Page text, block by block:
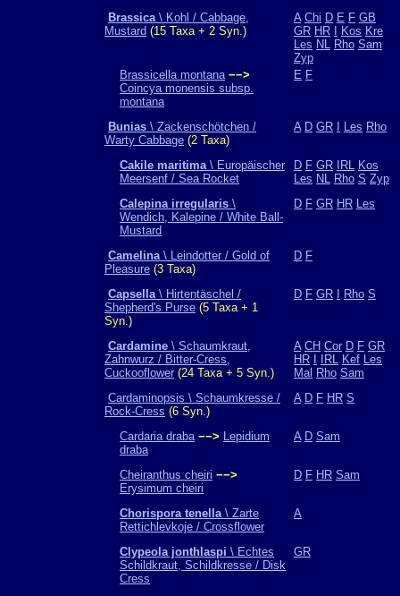
Brassica\ Kohl / Cabbage,
Mustard (15 Taxa + 2 Syn.)
A Chi D E F GB
GR HR Kos Kre
Les NL Rho Sam
Zyp
Brassicella montana −−>
Coincya monensis subsp.
montana
E F
Bunias \ Zackenschötchen /
Warty Cabbage (2 Taxa)
A D GR Les Rho
Cakile maritima\ Europäischer
Meersenf / Sea Rocket
D F GR IRL Kos
Les NL Rho S Zyp
Calepina irregularis \
Wendich, Kalepine / White Ball-
Mustard
D F GR HR Les
Camelina\ Leindotter / Gold of
Pleasure (3 Taxa)
D F
Capsella\ Hirtentäschel /
Shepherd's Purse (5 Taxa + 1
Syn.)
D F GR Rho S
Cardamine \ Schaumkraut,
Zahnwurz / Bitter-Cress,
Cuckooflower (24 Taxa + 5 Syn.)
A CH Cor D F GR
HR
IRL Kef Les
Mal Rho Sam
Cardaminopsis \ Schaumkresse /
Rock-Cress (6 Syn.)
A D F HR S
Cardaria draba −−> Lepidium
draba
A D Sam
Cheiranthus cheiri −−>
Erysimum cheiri
D F HR Sam
Chorispora tenella\ Zarte
Rettichlevkoje / Crossflower
A
Clypeola jonthlaspi \ Echtes
Schildkraut, Schildkresse / Disk
Cress
GR